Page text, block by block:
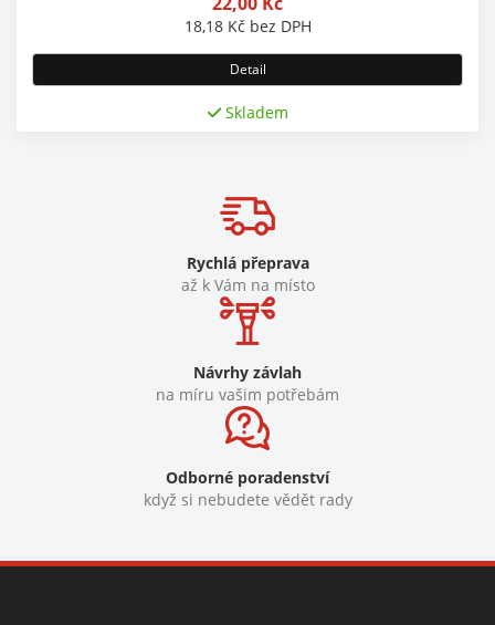
18,18 Kč bez DPH
Detail
Skladem
Rychlá přeprava
až k Vám na místo
Návrhy závlah
na míru vašim potřebám
Odborné poradenství
když si nebudete vědět rady